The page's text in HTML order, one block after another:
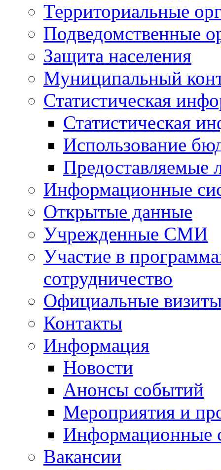
Территориальные
Подведомственные
Защита населения
Муниципальный
Статистическая
Статистическая
Использование
Предоставляемые
Информационные
Открытые данные
Учрежденные СМИ
Участие в
сотрудничество
Официальные
Контакты
Информация
Новости
Анонсы событий
Мероприятия и
Информационные
Вакансии